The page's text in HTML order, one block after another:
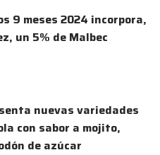
9 meses 2024 incorpora,
un 5% de Malbec
nuevas variedades
con sabor a mojito,
de azúcar